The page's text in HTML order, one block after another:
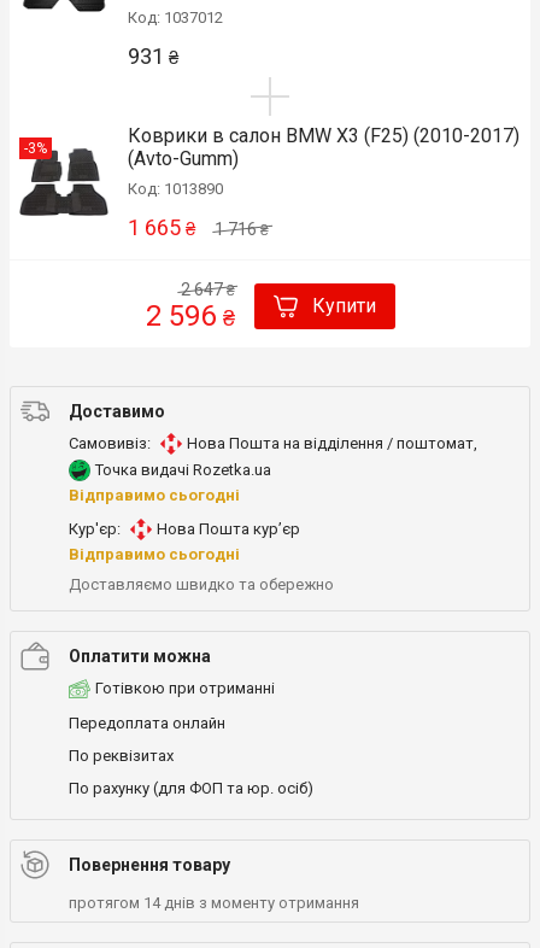
Код: 1037012
931 ₴
-3%
Коврики в салон BMW X3 (F25) (2010-2017)
(Avto-Gumm)
Код: 1013890
1 716₴
1 665 ₴
2 647₴
2 596 ₴ Купити
Доставимо
Самовивіз: Нова Пошта на відділення / поштомат,
Точка видачі Rozetka.ua
Відправимо сьогодні
Кур'єр:
Нова Пошта кур’єр
Відправимо сьогодні
Доставляємо швидко та обережно
Оплатити можна
Готівкою при отриманні
Передоплата онлайн
По реквізитах
По рахунку (для ФОП та юр. осіб)
Повернення товару
протягом 14 днів з моменту отримання